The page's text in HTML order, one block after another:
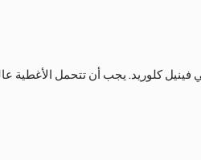
كلوريد. يجب أن تتحمل الأغطية